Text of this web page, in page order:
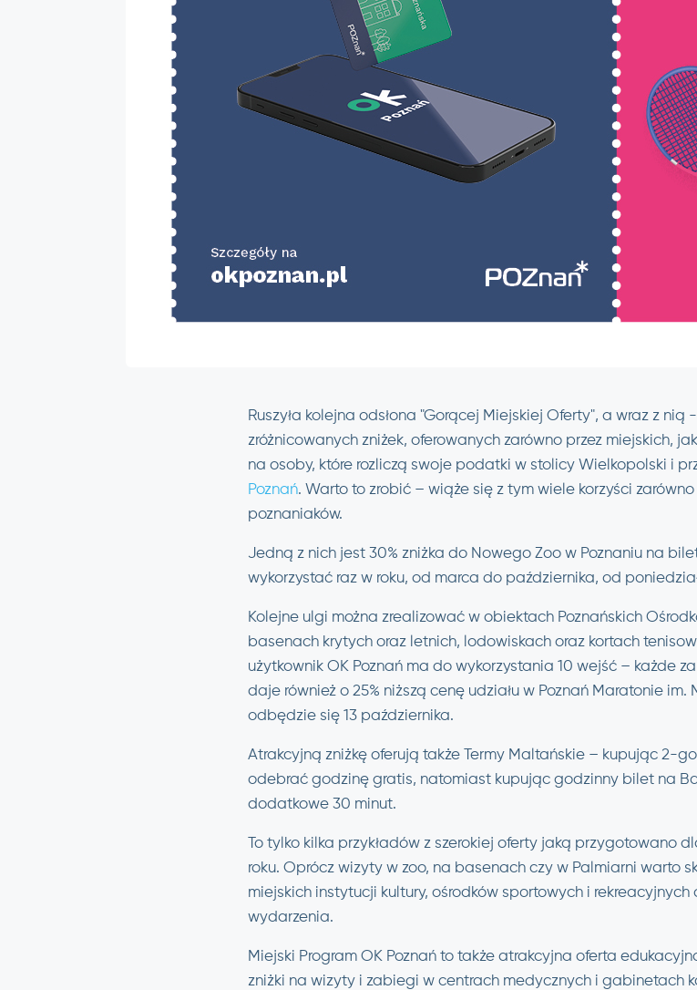
Ruszyła kolejna odsłona "Gorącej Miejskiej Oferty", a wraz z
zróżnicowanych zniżek, oferowanych zarówno przez miejskich,
na osoby, które rozliczą swoje podatki w stolicy Wielkopolski i
Poznań. Warto to zrobić – wiąże się z tym wiele korzyści
poznaniaków.
Jedną z nich jest 30% zniżka do Nowego Zoo w Poznaniu na
wykorzystać raz w roku, od marca do października, od
Kolejne ulgi można zrealizować w obiektach Poznańskich
basenach krytych oraz letnich, lodowiskach oraz kortach
użytkownik OK Poznań ma do wykorzystania 10 wejść – każde
daje również o 25% niższą cenę udziału w Poznań Maratonie
odbędzie się 13 października.
Atrakcyjną zniżkę oferują także Termy Maltańskie – kupując 2-
odebrać godzinę gratis, natomiast kupując godzinny bilet na
dodatkowe 30 minut.
To tylko kilka przykładów z szerokiej oferty jaką przygotowano
roku. Oprócz wizyty w zoo, na basenach czy w Palmiarni warto
miejskich instytucji kultury, ośrodków sportowych i
wydarzenia.
Miejski Program OK Poznań to także atrakcyjna oferta
zniżki na wizyty i zabiegi w centrach medycznych i gabinetach